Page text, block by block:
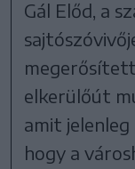
Gál Előd, a
elkerülőút
amit jelenleg
hogy a